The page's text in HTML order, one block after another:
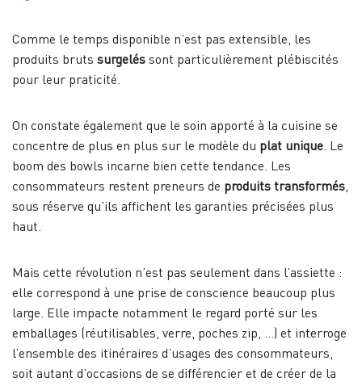
Comme le temps disponible n’est pas extensible, les
produits bruts surgelés sont particulièrement plébiscités
pour leur praticité.
On constate également que le soin apporté à la cuisine se
concentre de plus en plus sur le modèle du plat unique. Le
boom des bowls incarne bien cette tendance. Les
consommateurs restent preneurs de produits transformés,
sous réserve qu’ils affichent les garanties précisées plus
haut.
Mais cette révolution n’est pas seulement dans l’assiette :
elle correspond à une prise de conscience beaucoup plus
large. Elle impacte notamment le regard porté sur les
emballages (réutilisables, verre, poches zip, …) et interroge
l’ensemble des itinéraires d’usages des consommateurs,
soit autant d’occasions de se différencier et de créer de la